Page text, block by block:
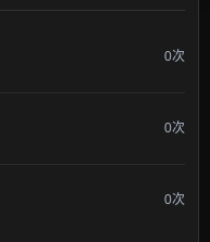
0次
0次
0次